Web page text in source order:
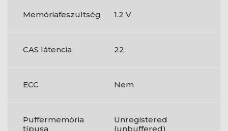
Memóriafeszültség 1.2 V
CAS látencia 22
ECC Nem
Puffermemória
típusa
Unregistered
(unbuffered)